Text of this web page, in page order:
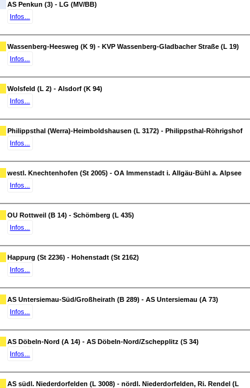
AS Penkun (3) - LG (MV/BB)
Infos...
Wassenberg-Heesweg (K 9) - KVP Wassenberg-Gladbacher Straße (L 19)
Infos...
Wolsfeld (L 2) - Alsdorf (K 94)
Infos...
Philippsthal (Werra)-Heimboldshausen (L 3172) - Philippsthal-Röhrigshof
Infos...
westl. Knechtenhofen (St 2005) - OA Immenstadt i. Allgäu-Bühl a. Alpsee
Infos...
OU Rottweil (B 14) - Schömberg (L 435)
Infos...
Happurg (St 2236) - Hohenstadt (St 2162)
Infos...
AS Untersiemau-Süd/Großheirath (B 289) - AS Untersiemau (A 73)
Infos...
AS Döbeln-Nord (A 14) - AS Döbeln-Nord/Zschepplitz (S 34)
Infos...
AS südl. Niederdorfelden (L 3008) - nördl. Niederdorfelden, Ri. Rendel (L